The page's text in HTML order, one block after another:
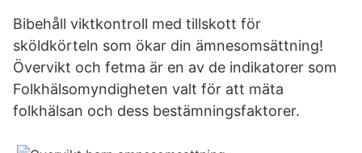
Bibehåll viktkontroll med tillskott för
sköldkörteln som ökar din ämnesomsättning!
Övervikt och fetma är en av de indikatorer som
Folkhälsomyndigheten valt för att mäta
folkhälsan och dess bestämningsfaktorer.